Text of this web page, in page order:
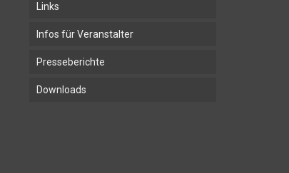
Links
Infos für Veranstalter
Presseberichte
Downloads